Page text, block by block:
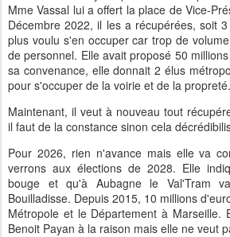
Mme Vassal lui a offert la place de Vice-
Décembre 2022, il les a récupérées, soit
plus voulu s'en occuper car trop de
de personnel. Elle avait proposé 50
sa convenance, elle donnait 2 élus
pour s'occuper de la voirie et de la propreté.
Maintenant, il veut à nouveau tout
il faut de la constance sinon cela
Pour 2026, rien n'avance mais elle va
verrons aux élections de 2028. Elle
bouge et qu'à Aubagne le Val'Tram
Bouilladisse. Depuis 2015, 10 millions
Métropole et le Département à Marseille.
Benoit Payan à la raison mais elle ne veut